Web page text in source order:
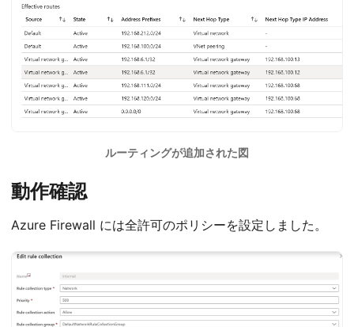
ルーティングが追加された図
動作確認
Azure Firewall には全許可のポリシーを設定しました。